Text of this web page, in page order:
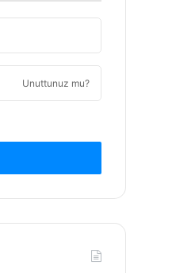
Unuttunuz mu?